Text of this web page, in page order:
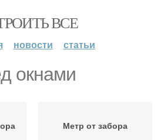
ВСЕ
новости статьи
окнами
Метр от забора